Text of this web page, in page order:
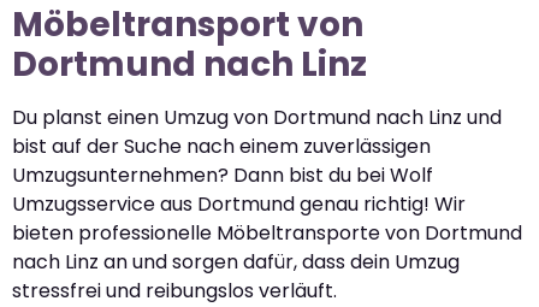
Möbeltransport von
Dortmund nach Linz
Du planst einen Umzug von Dortmund nach Linz und
bist auf der Suche nach einem zuverlässigen
Umzugsunternehmen? Dann bist du bei Wolf
Umzugsservice aus Dortmund genau richtig! Wir
bieten professionelle Möbeltransporte von Dortmund
nach Linz an und sorgen dafür, dass dein Umzug
stressfrei und reibungslos verläuft.